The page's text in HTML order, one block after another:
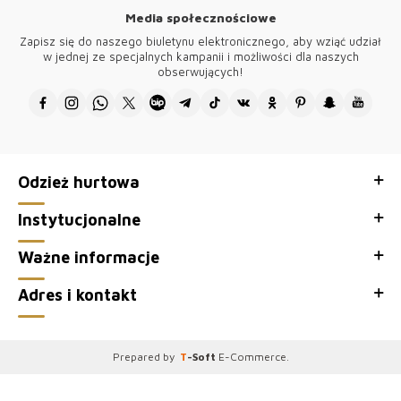
Akcesorium z logo Kazee umieszczone na produkcie jest pozłacane i
nie matowieje.
Wzory wszystkich naszych produktów są własnością naszej firmy i są
Dziękujemy za odwiedzenie Kazee Oficjalna, hurtownia naszej
Media społecznościowe
Zapisz się do naszego biuletynu elektronicznego, aby wziąć udział
w jednej ze specjalnych kampanii i możliwości dla naszych
obserwujących!
Odzież hurtowa
Instytucjonalne
Ważne informacje
Adres i kontakt
Prepared by T-Soft E-Commerce.